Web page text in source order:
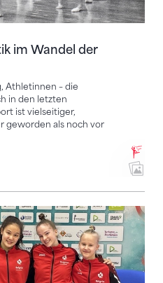
im Wandel der
Athletinnen – die
in den letzten
ist vielseitiger,
geworden als noch vor
frei für die Schweizerinnen